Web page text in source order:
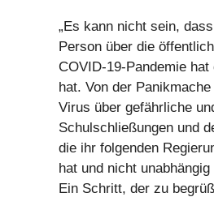
„Es kann nicht sein,
Person über die
COVID-19-Pandemie
hat. Von der
Virus über gefährliche
Schulschließungen und
die ihr folgenden
hat und nicht
Ein Schritt, der zu